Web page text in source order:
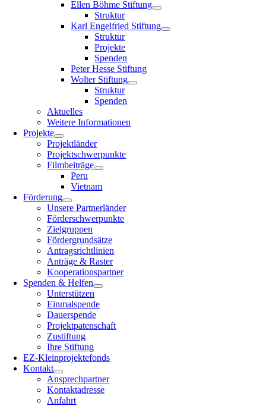
Ellen Böhme Stiftung
Struktur
Karl Engelfried Stiftung
Struktur
Projekte
Spenden
Peter Hesse Stiftung
Wolter Stiftung
Struktur
Spenden
Aktuelles
Weitere Informationen
Projekte
Projektländer
Projektschwerpunkte
Filmbeiträge
Peru
Vietnam
Förderung
Unsere Partnerländer
Förderschwerpunkte
Zielgruppen
Fördergrundsätze
Antragsrichtlinien
Anträge & Raster
Kooperationspartner
Spenden & Helfen
Unterstützen
Einmalspende
Dauerspende
Projektpatenschaft
Zustiftung
Ihre Stiftung
EZ-Kleinprojektefonds
Kontakt
Ansprechpartner
Kontaktadresse
Anfahrt